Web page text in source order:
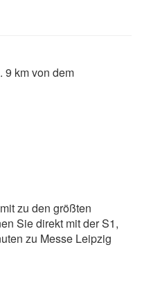
9 km von dem
zu den größten
Sie direkt mit der S1,
zu Messe Leipzig